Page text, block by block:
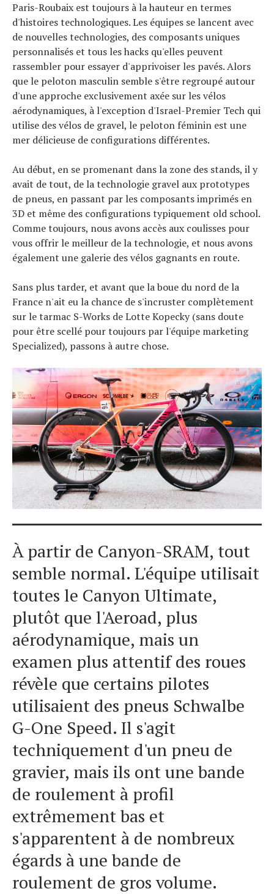
Paris-Roubaix est toujours à la hauteur en termes
d'histoires technologiques. Les équipes se lancent avec
de nouvelles technologies, des composants uniques
personnalisés et tous les hacks qu'elles peuvent
rassembler pour essayer d'apprivoiser les pavés. Alors
que le peloton masculin semble s'être regroupé autour
d'une approche exclusivement axée sur les vélos
aérodynamiques, à l'exception d'Israel-Premier Tech qui
utilise des vélos de gravel, le peloton féminin est une
mer délicieuse de configurations différentes.
Au début, en se promenant dans la zone des stands, il y
avait de tout, de la technologie gravel aux prototypes
de pneus, en passant par les composants imprimés en
3D et même des configurations typiquement old school.
Comme toujours, nous avons accès aux coulisses pour
vous offrir le meilleur de la technologie, et nous avons
également une galerie des vélos gagnants en route.
Sans plus tarder, et avant que la boue du nord de la
France n'ait eu la chance de s'incruster complètement
sur le tarmac S-Works de Lotte Kopecky (sans doute
pour être scellé pour toujours par l'équipe marketing
Specialized), passons à autre chose.
À partir de Canyon-SRAM, tout
semble normal. L'équipe utilisait
toutes le Canyon Ultimate,
plutôt que l'Aeroad, plus
aérodynamique, mais un
examen plus attentif des roues
révèle que certains pilotes
utilisaient des pneus Schwalbe
G-One Speed. Il s'agit
techniquement d'un pneu de
gravier, mais ils ont une bande
de roulement à profil
extrêmement bas et
s'apparentent à de nombreux
égards à une bande de
roulement de gros volume.